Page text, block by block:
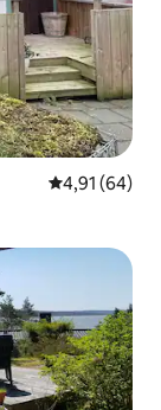
Prosječna
4,91 (64)